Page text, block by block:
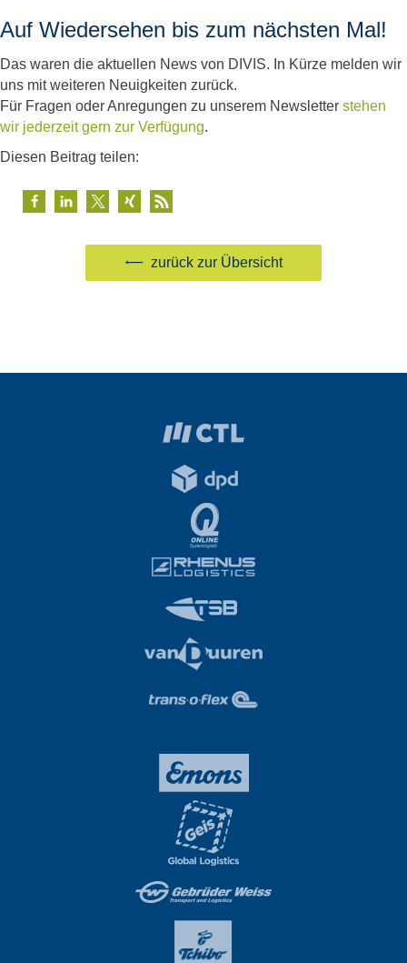
Auf Wiedersehen bis zum nächsten Mal!
Das waren die aktuellen News von DIVIS. In Kürze melden wir
uns mit weiteren Neuigkeiten zurück.
Für Fragen oder Anregungen zu unserem Newsletter stehen
wir jederzeit gern zur Verfügung.
Diesen Beitrag teilen:
zurück zur Übersicht